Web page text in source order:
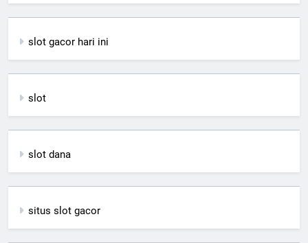
slot gacor hari ini
slot
slot dana
situs slot gacor